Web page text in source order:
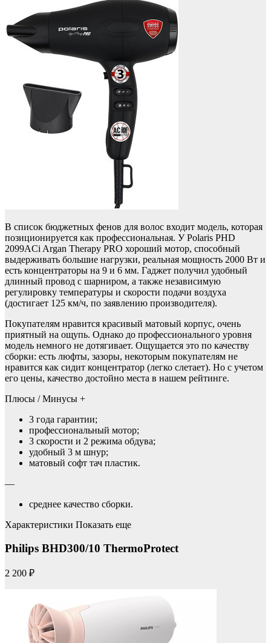
В список бюджетных фенов для волос входит модель, которая
позиционируется как профессиональная. У Polaris PHD
2099ACi Argan Therapy PRO хороший мотор, способный
выдерживать большие нагрузки, реальная мощность 2000 Вт и
есть концентраторы на 9 и 6 мм. Гаджет получил удобный
длинный провод с шарниром, а также независимую
регулировку температуры и скорости подачи воздуха
(достигает 125 км/ч, по заявлению производителя).
Покупателям нравится красивый матовый корпус, очень
приятный на ощупь. Однако до профессионального уровня
модель немного не дотягивает. Ощущается это по качеству
сборки: есть люфты, зазоры, некоторым покупателям не
нравится как сидит концентратор (легко слетает). Но с учетом
его цены, качество достойно места в нашем рейтинге.
Плюсы / Минусы +
3 года гарантии;
профессиональный мотор;
3 скорости и 2 режима обдува;
удобный 3 м шнур;
матовый софт тач пластик.
—
среднее качество сборки.
Характеристики Показать еще
Philips BHD300/10 ThermoProtect
2 200 ₽